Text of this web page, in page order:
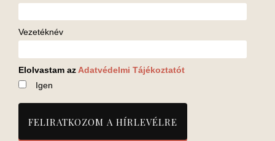
Vezetéknév
Elolvastam azAdatvédelmi Tájékoztatót
Igen